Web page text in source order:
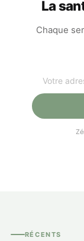
La
Chaque
RÉCENTS